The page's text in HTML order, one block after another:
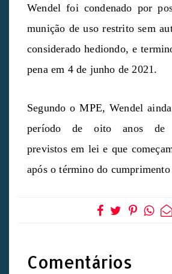
Wendel foi condenado por
munição de uso restrito sem
considerado hediondo, e
pena em 4 de junho de 2021.
Segundo o MPE, Wendel
período de oito anos de
previstos em lei e que
após o término do cumprimento
Comentários